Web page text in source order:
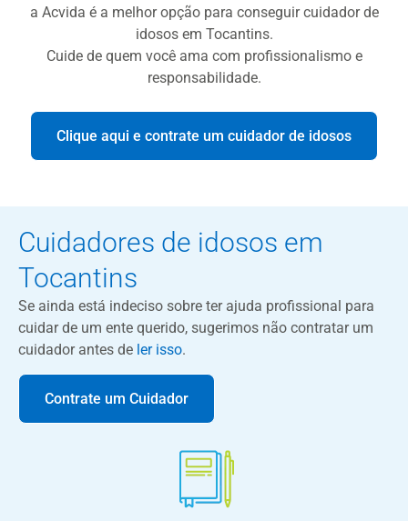
a Acvida é a melhor opção para conseguir cuidador de
idosos em Tocantins.
Cuide de quem você ama com profissionalismo e
responsabilidade.
Clique aqui e contrate um cuidador de idosos
Cuidadores de idosos em
Tocantins
Se ainda está indeciso sobre ter ajuda profissional para
cuidar de um ente querido, sugerimos não contratar um
cuidador antes de ler isso.
Contrate um Cuidador